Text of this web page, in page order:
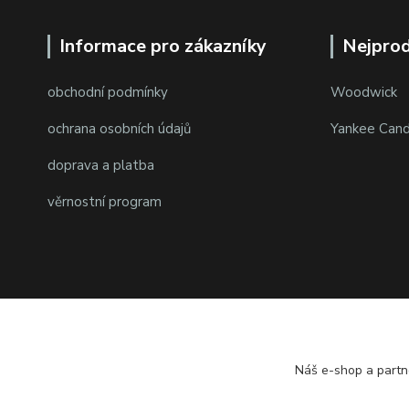
Informace pro zákazníky
obchodní podmínky
ochrana osobních údajů
doprava a platba
věrnostní program
Woodwick
Yankee
Náš e-shop a